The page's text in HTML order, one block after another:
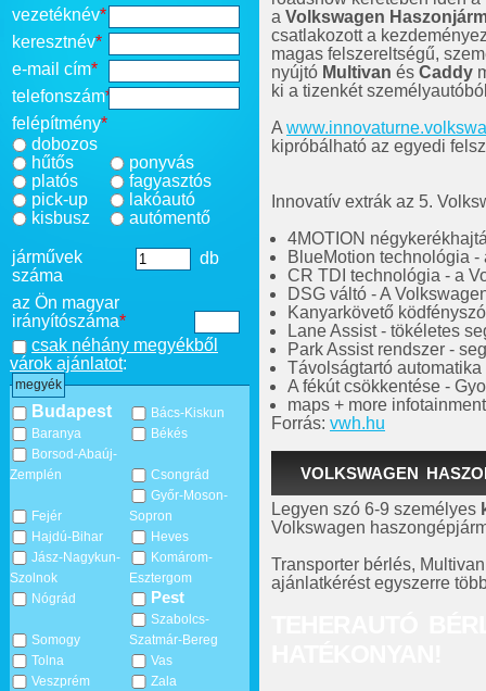
vezetéknév*
keresztnév*
e-mail cím*
telefonszám*
felépítmény*
dobozos
hűtős
platós
pick-up
kisbusz
ponyvás
fagyasztós
lakóautó
autómentő
járművek
száma
db
az Ön magyar
irányítószáma*
csak néhány megyékből
várok ajánlatot:
megyék
Budapest
Bács-Kiskun
Baranya
Békés
Borsod-Abaúj-
Zemplén
Csongrád
Fejér
Győr-Moson-
Sopron
Hajdú-Bihar
Heves
Jász-Nagykun-
Szolnok
Komárom-
Esztergom
Nógrád
Pest
Somogy
Szabolcs-
Szatmár-Bereg
Tolna
Vas
Veszprém
Zala
a Volkswagen
csatlakozott a
magas felszereltségű,
nyújtó Multivan és Caddy
ki a tizenkét
A
kipróbálható az egyedi
Innovatív extrák az 5.
4MOTION
BlueMotion technológia
CR TDI technológia - a
DSG váltó - A
Kanyarkövető
Lane Assist - tökéletes
Park Assist rendszer -
Távolságtartó automatika
A fékút csökkentése -
maps + more
Forrás: vwh.hu
VOLKSWAGEN
Legyen szó 6-9 személyes
Volkswagen
Transporter bérlés,
ajánlatkérést egyszerre